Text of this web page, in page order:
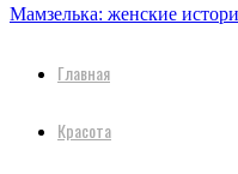
Мамзелька: женские
Главная
Красота